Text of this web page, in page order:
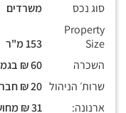
סוג נכס
משרדים
Property
Size
השכרה
שרות׳ הניהול
ארנונה: